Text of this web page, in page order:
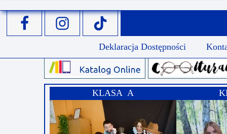
KLASA A
Deklaracja Dostępności